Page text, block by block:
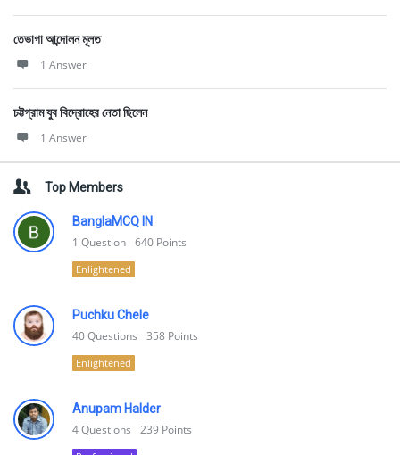
তেভাগা আন্দোলন মূলত
1 Answer
চট্টগ্রাম যুব বিদ্রোহের নেতা ছিলেন
1 Answer
Top Members
BanglaMCQ IN
1 Question 640 Points
Enlightened
Puchku Chele
40Questions 358 Points
Enlightened
Anupam Halder
4Questions 239 Points